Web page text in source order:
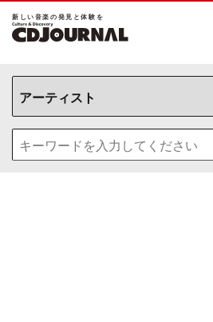
新しい⾳楽の発⾒と体験を